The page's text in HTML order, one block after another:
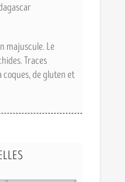
majuscule. Le
Traces
de gluten et